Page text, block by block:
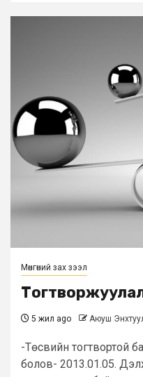
Мөнгөний зах зээл
5 жил ago Аюуш
-Төсвийн тогтвортой
болов- 2013.01.05.